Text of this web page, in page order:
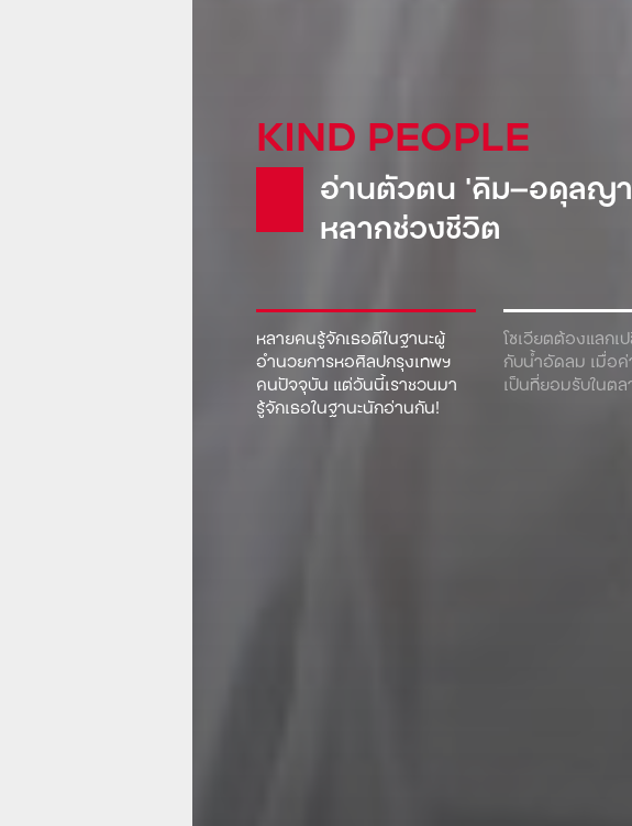
หลายคนรู้จักเธอดีในฐานะผู้
อำนวยการหอศิลปกรุงเทพฯ
คนปัจจุบัน แต่วันนี้เราชวนมา
รู้จักเธอในฐานะนักอ่านกัน!
โซเวียตต้องแลกเ
กับน้ำอัดลม เมื่อค่
เป็นที่ยอมรับในตล
KIND GLOBAL
Pepsi: น้ำอัดลมเจ้า
ขายเรือดำน้ำเพื่อแล